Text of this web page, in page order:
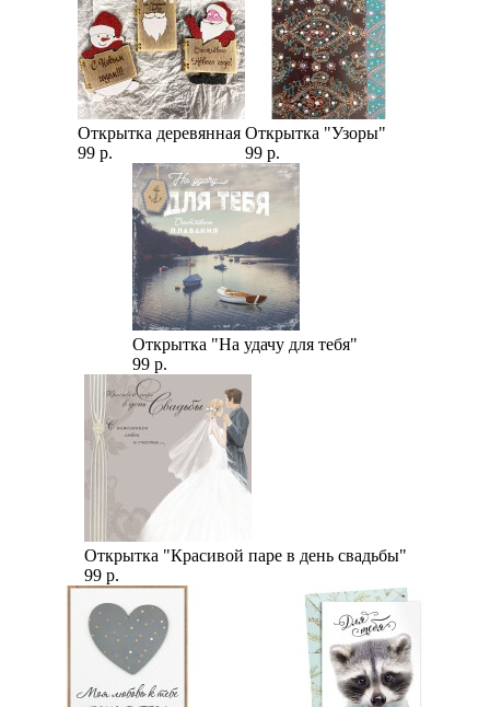
Открытка деревянная
99 р.
Открытка "Узоры"
99 р.
Открытка "На удачу для тебя"
99 р.
Открытка "Красивой паре в день свадьбы"
99 р.